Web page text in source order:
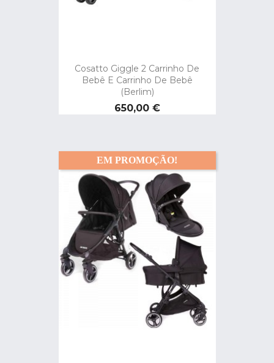
Cosatto Giggle 2 Carrinho De
Bebê E Carrinho De Bebê
(Berlim)
Preço
650,00 €
EM PROMOÇÃO!